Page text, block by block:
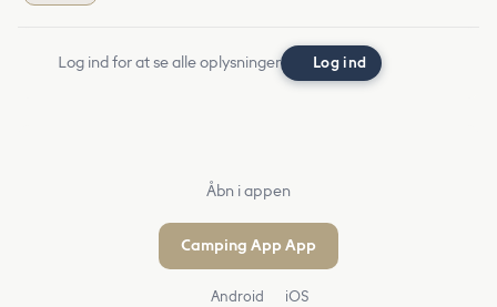
Log ind for at se alle oplysninger Log ind
Åbn i appen
Camping App App
Android iOS